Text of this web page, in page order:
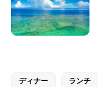
ディナー ランチ